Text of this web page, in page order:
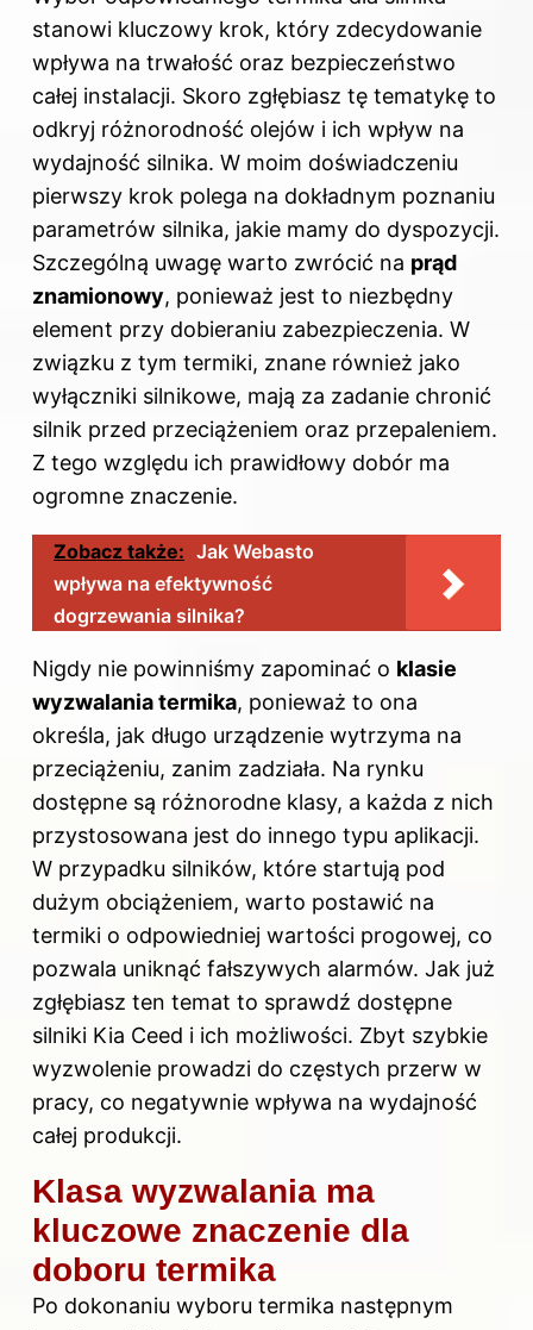
stanowi kluczowy krok, który zdecydowanie
wpływa na trwałość oraz bezpieczeństwo
całej instalacji. Skoro zgłębiasz tę tematykę to
odkryj różnorodność olejów i ich wpływ na
wydajność silnika. W moim doświadczeniu
pierwszy krok polega na dokładnym poznaniu
parametrów silnika, jakie mamy do dyspozycji.
Szczególną uwagę warto zwrócić na prąd
znamionowy, ponieważ jest to niezbędny
element przy dobieraniu zabezpieczenia. W
związku z tym termiki, znane również jako
wyłączniki silnikowe, mają za zadanie chronić
silnik przed przeciążeniem oraz przepaleniem.
Z tego względu ich prawidłowy dobór ma
ogromne znaczenie.
Zobacz także: Jak Webasto
wpływa na efektywność
dogrzewania silnika?
Nigdy nie powinniśmy zapominać o klasie
wyzwalania termika, ponieważ to ona
określa, jak długo urządzenie wytrzyma na
przeciążeniu, zanim zadziała. Na rynku
dostępne są różnorodne klasy, a każda z nich
przystosowana jest do innego typu aplikacji.
W przypadku silników, które startują pod
dużym obciążeniem, warto postawić na
termiki o odpowiedniej wartości progowej, co
pozwala uniknąć fałszywych alarmów. Jak już
zgłębiasz ten temat to sprawdź dostępne
silniki Kia Ceed i ich możliwości. Zbyt szybkie
wyzwolenie prowadzi do częstych przerw w
pracy, co negatywnie wpływa na wydajność
całej produkcji.
Klasa wyzwalania ma
kluczowe znaczenie dla
doboru termika
Po dokonaniu wyboru termika następnym